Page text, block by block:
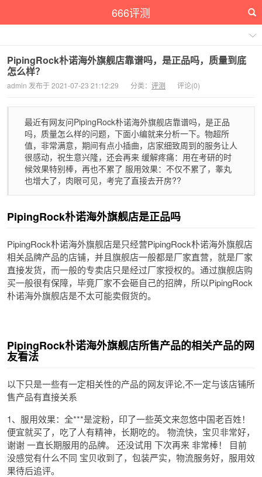
666评测
PipingRock朴诺海外旗舰店靠谱吗，是正品吗，质量到底
怎么样？
admin 发布于 2021-07-23 21:12:29 分类： 评测 评论(0)
最近有网友问PipingRock朴诺海外旗舰店靠谱吗，是正品
吗，质量怎么样的问题，下面小编就来分析一下。物超所
值，非常满意，期间有点小插曲，店家细致周到的服务让人
很感动，祝生意兴隆，还会再来 缓解疼痛：用在考研的时
候效果特别棒，再也不累了 服用效果：不仅不累了，睾丸
也增大了，肉眼可见，考完了直接去开房??
PipingRock朴诺海外旗舰店是正品吗
PipingRock朴诺海外旗舰店是只经营PipingRock朴诺海外旗舰店
相关品牌产品的店铺，并且旗舰店一般都是厂家直营，就是厂家
直接发货，而一般的专卖店只是经过厂家授权的。通过旗舰店购
买一般很有保障，毕竟厂家不会砸自己的招牌，所以PipingRock
朴诺海外旗舰店是不太可能卖假货的。
PipingRock朴诺海外旗舰店所售产品的相关产品的网
友看法
以下只是一些有一定相关性的产品的网友评论,不一定与该店铺所
售产品有直接关系
1、服用效果：全***是淀粉，印了一些英文来忽悠中国老百姓！
便宜就买了，吃了人有精神，长期吃的。 物流快，宝贝非常好，
谢谢 一直长期服用的品牌。 还没试用 下次再来 非常棒！ 目前
没感觉有什么不同 宝贝收到了，包装严实，物流服务好，服用效
果待后追评。